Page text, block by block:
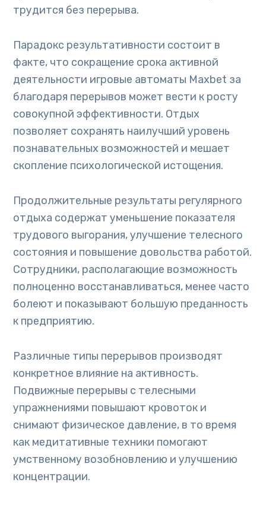
трудится без перерыва.
Парадокс результативности состоит в
факте, что сокращение срока активной
деятельности игровые автоматы Maxbet за
благодаря перерывов может вести к росту
совокупной эффективности. Отдых
позволяет сохранять наилучший уровень
познавательных возможностей и мешает
скопление психологической истощения.
Продолжительные результаты регулярного
отдыха содержат уменьшение показателя
трудового выгорания, улучшение телесного
состояния и повышение довольства работой.
Сотрудники, располагающие возможность
полноценно восстанавливаться, менее часто
болеют и показывают большую преданность
к предприятию.
Различные типы перерывов производят
конкретное влияние на активность.
Подвижные перерывы с телесными
упражнениями повышают кровоток и
снимают физическое давление, в то время
как медитативные техники помогают
умственному возобновлению и улучшению
концентрации.